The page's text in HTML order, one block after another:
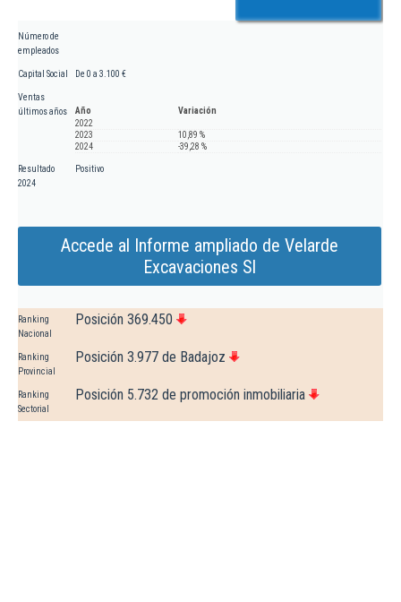
Número de
empleados
Capital Social De 0 a 3.100 €
Ventas
últimos años
Año
Variación
2022
2023
10,89 %
2024
-39,28 %
Resultado
2024
Positivo
Accede al Informe ampliado de Velarde
Excavaciones Sl
Ranking
Nacional
Posición 369.450
Ranking
Provincial
Posición 3.977 de Badajoz
Ranking
Sectorial
Posición 5.732 de promoción inmobiliaria